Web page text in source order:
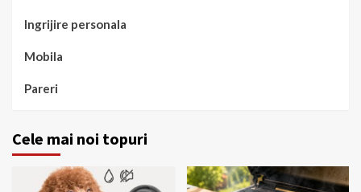
Ingrijire personala
Mobila
Pareri
Cele mai noi topuri